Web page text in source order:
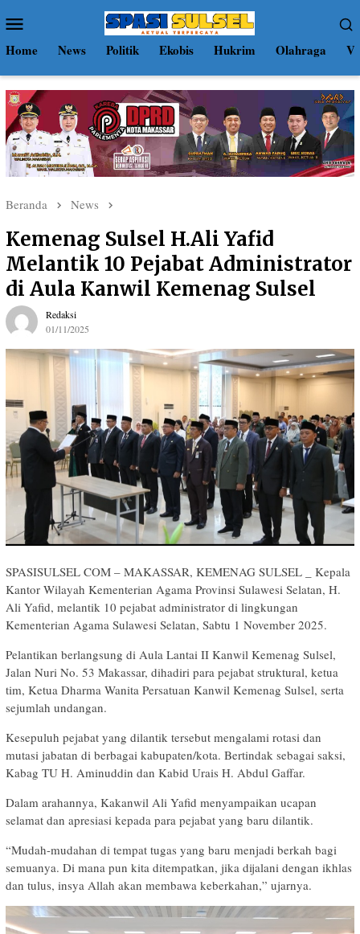
ke
kontenMobile
Home News Politik Ekobis Hukrim Olahraga
Beranda News
Kemenag Sulsel H.Ali Yafid
Melantik 10 Pejabat Administrator
di Aula Kanwil Kemenag Sulsel
Redaksi
01/11/2025
SPASISULSEL COM – MAKASSAR, KEMENAG SULSEL _ Kepala
Kantor Wilayah Kementerian Agama Provinsi Sulawesi Selatan, H.
Ali Yafid, melantik 10 pejabat administrator di lingkungan
Kementerian Agama Sulawesi Selatan, Sabtu 1 November 2025.
Pelantikan berlangsung di Aula Lantai II Kanwil Kemenag Sulsel,
Jalan Nuri No. 53 Makassar, dihadiri para pejabat struktural, ketua
tim, Ketua Dharma Wanita Persatuan Kanwil Kemenag Sulsel, serta
sejumlah undangan.
Kesepuluh pejabat yang dilantik tersebut mengalami rotasi dan
mutasi jabatan di berbagai kabupaten/kota. Bertindak sebagai saksi,
Kabag TU H. Aminuddin dan Kabid Urais H. Abdul Gaffar.
Dalam arahannya, Kakanwil Ali Yafid menyampaikan ucapan
selamat dan apresiasi kepada para pejabat yang baru dilantik.
“Mudah-mudahan di tempat tugas yang baru menjadi berkah bagi
semuanya. Di mana pun kita ditempatkan, jika dijalani dengan ikhlas
dan tulus, insya Allah akan membawa keberkahan,” ujarnya.